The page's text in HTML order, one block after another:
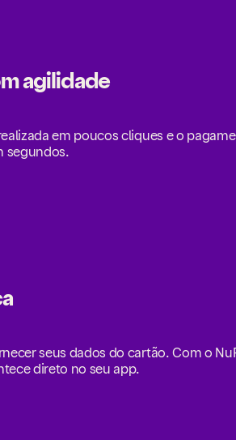
agilidade
em poucos cliques e o
segundos.
seus dados do cartão. Com o
direto no seu app.